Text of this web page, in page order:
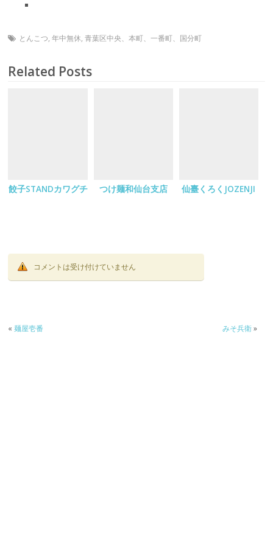
とんこつ,年中無休,青葉区中央、本町、一番町、国分町
Related Posts
餃子STANDカワグチ つけ麺和仙台支店 仙臺くろくJOZENJI
コメントは受け付けていません
«麺屋壱番 みそ兵衛»